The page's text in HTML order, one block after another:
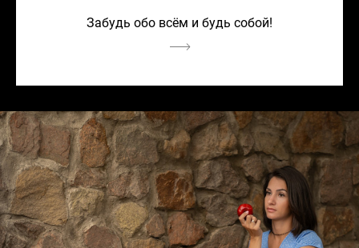
Забудь обо всём и будь собой!